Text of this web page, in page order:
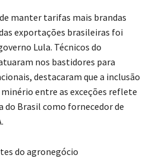
de manter tarifas mais brandas
exportações brasileiras foi
Lula. Técnicos do
nos bastidores para
destacaram que a inclusão
entre as exceções reflete
Brasil como fornecedor de
do agronegócio